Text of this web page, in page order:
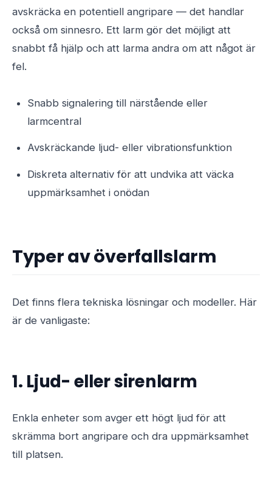
avskräcka en potentiell angripare — det handlar
också om sinnesro. Ett larm gör det möjligt att
snabbt få hjälp och att larma andra om att något är
fel.
Snabb signalering till närstående eller
larmcentral
Avskräckande ljud- eller vibrationsfunktion
Diskreta alternativ för att undvika att väcka
uppmärksamhet i onödan
Typer av överfallslarm
Det finns flera tekniska lösningar och modeller. Här
är de vanligaste:
1. Ljud- eller sirenlarm
Enkla enheter som avger ett högt ljud för att
skrämma bort angripare och dra uppmärksamhet
till platsen.